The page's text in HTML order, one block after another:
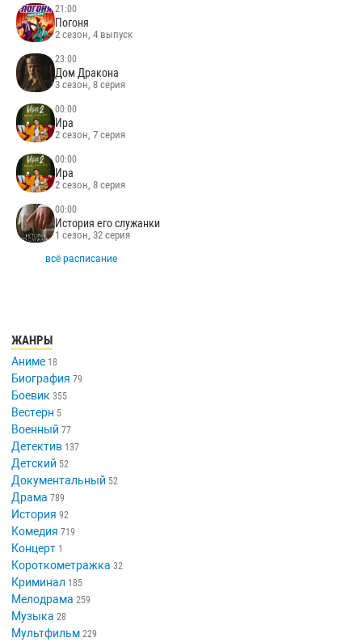
21:00
Погоня
2 сезон, 4 выпуск
23:00
Дом Дракона
3 сезон, 8 серия
00:00
Ира
2 сезон, 7 серия
00:00
Ира
2 сезон, 8 серия
00:00
История его служанки
1 сезон, 32 серия
всё расписание
ЖАНРЫ
Аниме 18
Биография 79
Боевик 355
Вестерн 5
Военный 77
Детектив 137
Детский 52
Документальный 52
Драма 789
История 92
Комедия 719
Концерт 1
Короткометражка 32
Криминал 185
Мелодрама 259
Музыка 28
Мультфильм 229